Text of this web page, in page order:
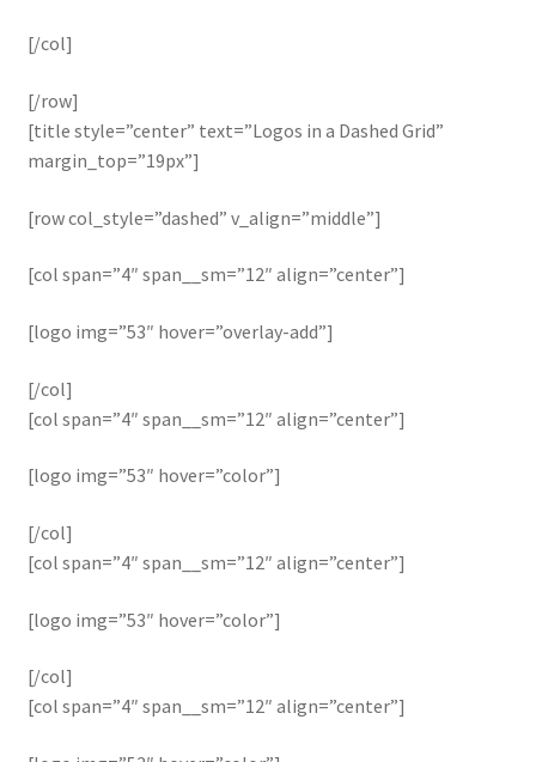
[/col]
[/row]
[title style=”center” text=”Logos in a Dashed Grid”
margin_top=”19px”]
[row col_style=”dashed” v_align=”middle”]
[col span=”4″ span__sm=”12″ align=”center”]
[logo img=”53″ hover=”overlay-add”]
[/col]
[col span=”4″ span__sm=”12″ align=”center”]
[logo img=”53″ hover=”color”]
[/col]
[col span=”4″ span__sm=”12″ align=”center”]
[logo img=”53″ hover=”color”]
[/col]
[col span=”4″ span__sm=”12″ align=”center”]